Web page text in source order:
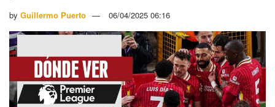
by Guillermo Puerto 06/04/2025 06:16